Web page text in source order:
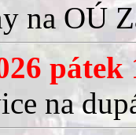
na OÚ
pátek
na